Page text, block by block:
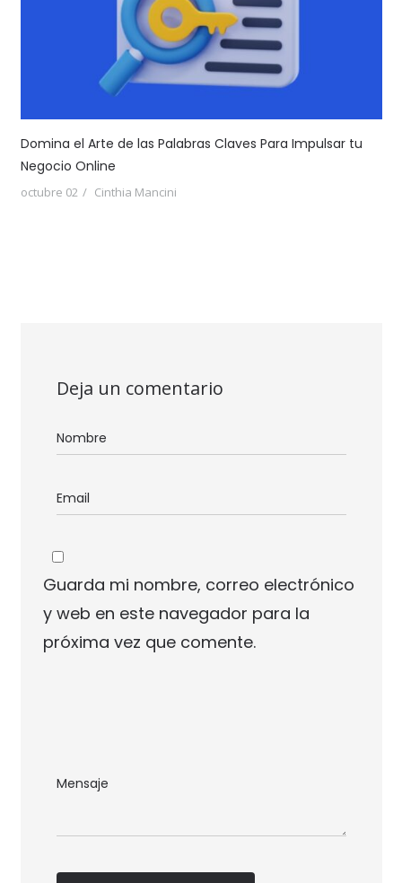
Domina el Arte de las Palabras Claves Para Impulsar tu
Negocio Online
octubre 02 Cinthia Mancini
Deja un comentario
Guarda mi nombre, correo electrónico
y web en este navegador para la
próxima vez que comente.